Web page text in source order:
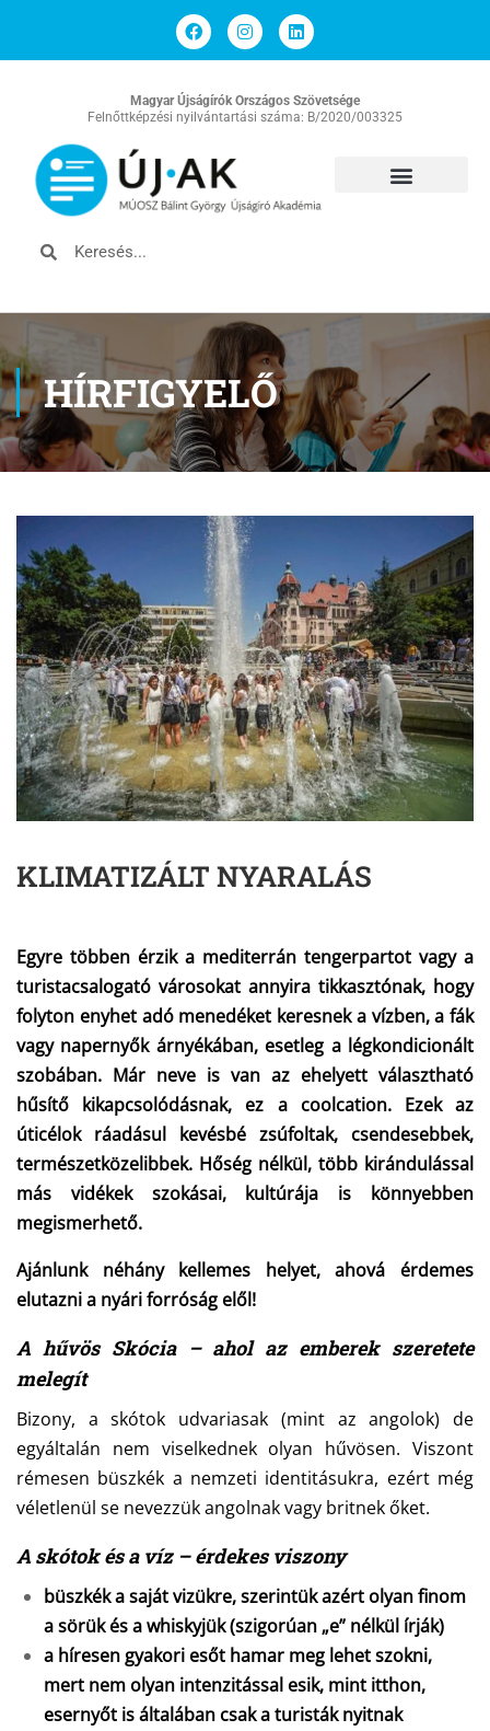
Magyar Újságírók Országos Szövetsége
Felnőttképzési nyilvántartási száma: B/2020/003325
HÍRFIGYELŐ
KLIMATIZÁLT NYARALÁS
Egyre többen érzik a mediterrán tengerpartot vagy a
turistacsalogató városokat annyira tikkasztónak, hogy
folyton enyhet adó menedéket keresnek a vízben, a fák
vagy napernyők árnyékában, esetleg a légkondicionált
szobában. Már neve is van az ehelyett választható
hűsítő kikapcsolódásnak, ez a coolcation. Ezek az
úticélok ráadásul kevésbé zsúfoltak, csendesebbek,
természetközelibbek. Hőség nélkül, több kirándulással
más vidékek szokásai, kultúrája is könnyebben
megismerhető.
Ajánlunk néhány kellemes helyet, ahová érdemes
elutazni a nyári forróság elől!
A hűvös Skócia – ahol az emberek szeretete
melegít
Bizony, a skótok udvariasak (mint az angolok) de
egyáltalán nem viselkednek olyan hűvösen. Viszont
rémesen büszkék a nemzeti identitásukra, ezért még
véletlenül se nevezzük angolnak vagy britnek őket.
A skótok és a víz – érdekes viszony
büszkék a saját vizükre, szerintük azért olyan finom
a sörük és a whiskyjük (szigorúan „e” nélkül írják)
a híresen gyakori esőt hamar meg lehet szokni,
mert nem olyan intenzitással esik, mint itthon,
esernyőt is általában csak a turisták nyitnak